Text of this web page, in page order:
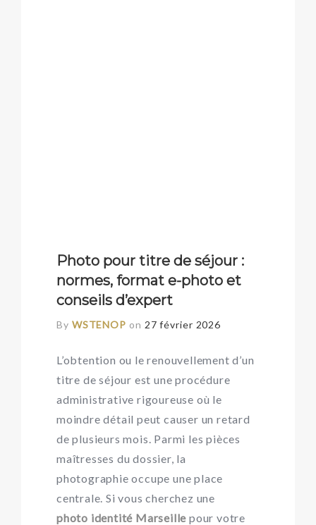
Photo pour titre de séjour :
normes, format e-photo et
conseils d’expert
By WSTENOP on 27 février 2026
L’obtention ou le renouvellement d’un
titre de séjour est une procédure
administrative rigoureuse où le
moindre détail peut causer un retard
de plusieurs mois. Parmi les pièces
maîtresses du dossier, la
photographie occupe une place
centrale. Si vous cherchez une
photo identité Marseille pour votre